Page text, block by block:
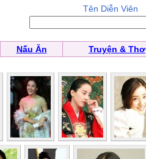
Tên Diễn Viên
Nấu Ăn Truyện & Thơ